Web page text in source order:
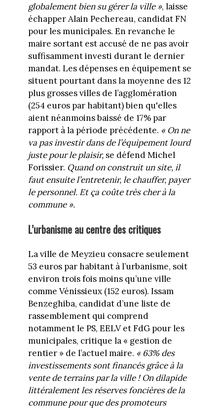
globalement bien su gérer la ville », laisse
échapper Alain Pechereau, candidat FN
pour les municipales. En revanche le
maire sortant est accusé de ne pas avoir
suffisamment investi durant le dernier
mandat. Les dépenses en équipement se
situent pourtant dans la moyenne des 12
plus grosses villes de l’agglomération
(254 euros par habitant) bien qu'elles
aient néanmoins baissé de 17% par
rapport à la période précédente. « On ne
va pas investir dans de l’équipement lourd
juste pour le plaisir, se défend Michel
Forissier. Quand on construit un site, il
faut ensuite l’entretenir, le chauffer, payer
le personnel. Et ça coûte très cher à la
commune ».
L’urbanisme au centre des critiques
La ville de Meyzieu consacre seulement
53 euros par habitant à l’urbanisme, soit
environ trois fois moins qu’une ville
comme Vénissieux (152 euros). Issam
Benzeghiba, candidat d’une liste de
rassemblement qui comprend
notamment le PS, EELV et FdG pour les
municipales, critique la « gestion de
rentier » de l’actuel maire. « 63% des
investissements sont financés grâce à la
vente de terrains par la ville ! On dilapide
littéralement les réserves foncières de la
commune pour que des promoteurs